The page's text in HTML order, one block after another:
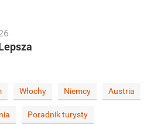
Włochy Niemcy Austria
Poradnik turysty